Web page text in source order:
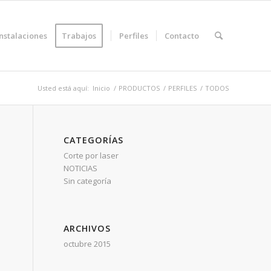
Trabajos Perfiles Contacto
Usted está aquí: Inicio / PRODUCTOS / PERFILES / TODOS
CATEGORÍAS
Corte por laser
NOTICIAS
Sin categoría
ARCHIVOS
octubre 2015